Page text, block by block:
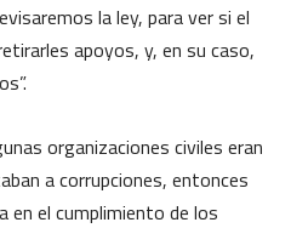
la ley, para ver si el
apoyos, y, en su caso,
organizaciones civiles eran
a corrupciones, entonces
en el cumplimiento de los